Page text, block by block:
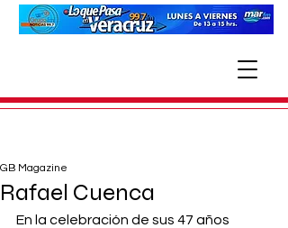
Rafael Cuenca
GB Magazine
En la celebración de sus 47 años